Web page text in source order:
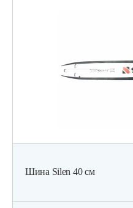
Шина Silen 40 см